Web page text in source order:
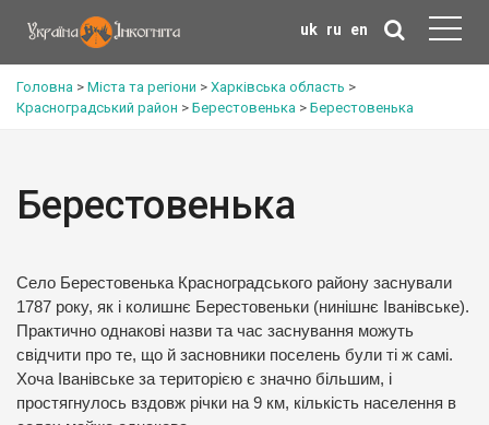
uk ru en
Головна > Міста та регіони > Харківська область >
Красноградський район > Берестовенька > Берестовенька
Берестовенька
Село Берестовенька Красноградського району заснували
1787 року, як і колишнє Берестовеньки (нинішнє Іванівське).
Практично однакові назви та час заснування можуть
свідчити про те, що й засновники поселень були ті ж самі.
Хоча Іванівське за територією є значно більшим, і
простягнулось вздовж річки на 9 км, кількість населення в